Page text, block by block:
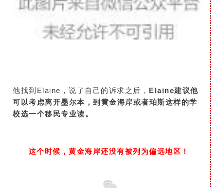
他找到Elaine，说了自己的诉求之后， Elaine建议他
可以考虑离开墨尔本，到黄金海岸或者珀斯这样的学
校选一个移民专业读。
这个时候，黄金海岸还没有被列为偏远地区！